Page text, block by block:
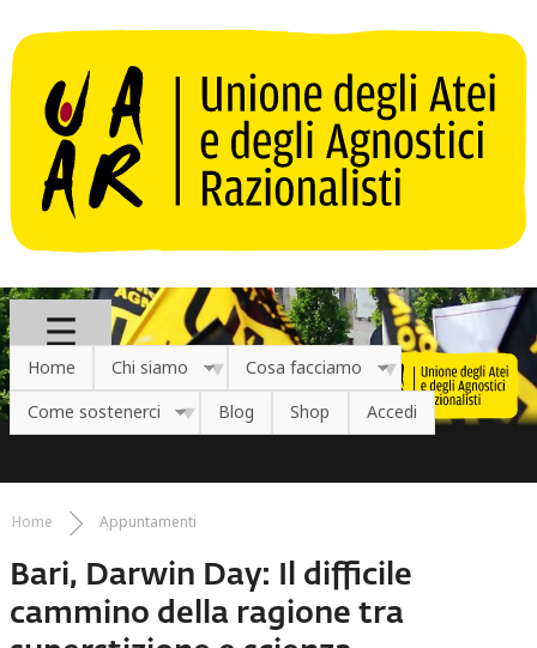
Home Chi siamo
Cosa facciamo
Come sostenerci
Blog Shop Accedi
Tu sei qui
Home Appuntamenti
Bari, Darwin Day: Il difficile
cammino della ragione tra